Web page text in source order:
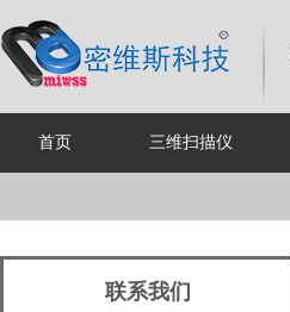
首页 三维扫描仪
联系我们